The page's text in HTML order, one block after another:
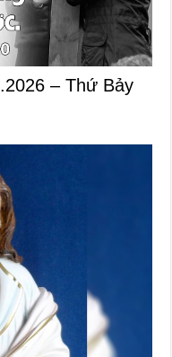
– Thứ Bảy